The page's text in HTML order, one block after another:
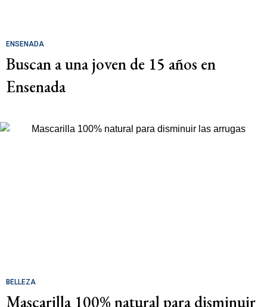
ENSENADA
Buscan a una joven de 15 años en
Ensenada
BELLEZA
Mascarilla 100% natural para disminuir